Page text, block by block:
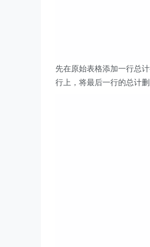
先在原始表格添加一行总
行上，将最后一行的总计删